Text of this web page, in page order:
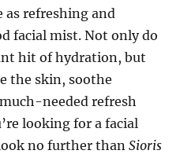
refreshing and
facial mist. Not only do
hit of hydration, but
the skin, soothe
needed refresh
looking for a facial
no further thanSioris